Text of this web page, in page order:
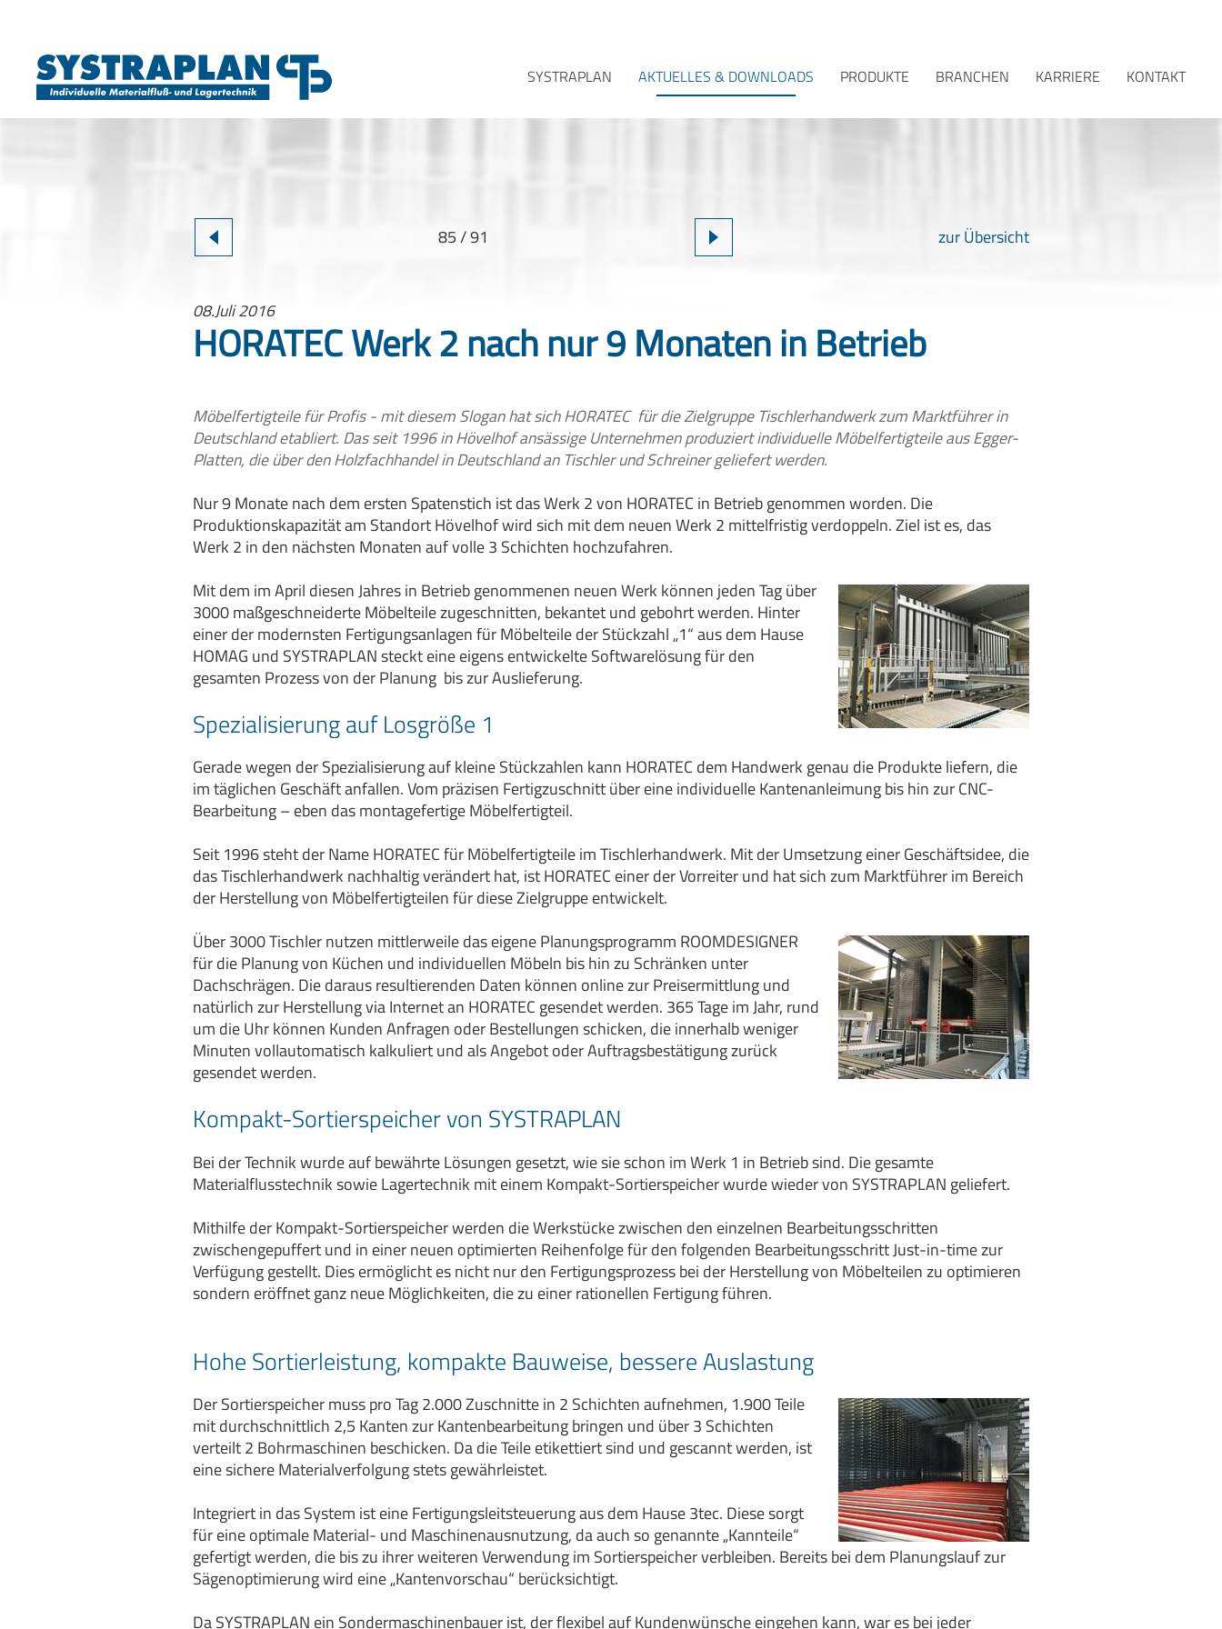
85 / 91 zur Übersicht
08.Juli 2016
HORATEC Werk 2 nach nur 9 Monaten in Betrieb
Möbelfertigteile für Profis - mit diesem Slogan hat sich HORATEC für die Zielgruppe Tischlerhandwerk zum Marktführer in
Deutschland etabliert. Das seit 1996 in Hövelhof ansässige Unternehmen produziert individuelle Möbelfertigteile aus Egger-
Platten, die über den Holzfachhandel in Deutschland an Tischler und Schreiner geliefert werden.
Nur 9 Monate nach dem ersten Spatenstich ist das Werk 2 von HORATEC in Betrieb genommen worden. Die
Produktionskapazität am Standort Hövelhof wird sich mit dem neuen Werk 2 mittelfristig verdoppeln. Ziel ist es, das
Werk 2 in den nächsten Monaten auf volle 3 Schichten hochzufahren.
Mit dem im April diesen Jahres in Betrieb genommenen neuen Werk können jeden Tag über
3000 maßgeschneiderte Möbelteile zugeschnitten, bekantet und gebohrt werden. Hinter
einer der modernsten Fertigungsanlagen für Möbelteile der Stückzahl „1“ aus dem Hause
HOMAG und SYSTRAPLAN steckt eine eigens entwickelte Softwarelösung für den
gesamten Prozess von der Planung bis zur Auslieferung.
Spezialisierung auf Losgröße 1
Gerade wegen der Spezialisierung auf kleine Stückzahlen kann HORATEC dem Handwerk genau die Produkte liefern, die
im täglichen Geschäft anfallen. Vom präzisen Fertigzuschnitt über eine individuelle Kantenanleimung bis hin zur CNC-
Bearbeitung – eben das montagefertige Möbelfertigteil.
Seit 1996 steht der Name HORATEC für Möbelfertigteile im Tischlerhandwerk. Mit der Umsetzung einer Geschäftsidee, die
das Tischlerhandwerk nachhaltig verändert hat, ist HORATEC einer der Vorreiter und hat sich zum Marktführer im Bereich
der Herstellung von Möbelfertigteilen für diese Zielgruppe entwickelt.
Über 3000 Tischler nutzen mittlerweile das eigene Planungsprogramm ROOMDESIGNER
für die Planung von Küchen und individuellen Möbeln bis hin zu Schränken unter
Dachschrägen. Die daraus resultierenden Daten können online zur Preisermittlung und
natürlich zur Herstellung via Internet an HORATEC gesendet werden. 365 Tage im Jahr, rund
um die Uhr können Kunden Anfragen oder Bestellungen schicken, die innerhalb weniger
Minuten vollautomatisch kalkuliert und als Angebot oder Auftragsbestätigung zurück
gesendet werden.
Kompakt-Sortierspeicher von SYSTRAPLAN
Bei der Technik wurde auf bewährte Lösungen gesetzt, wie sie schon im Werk 1 in Betrieb sind. Die gesamte
Materialflusstechnik sowie Lagertechnik mit einem Kompakt-Sortierspeicher wurde wieder von SYSTRAPLAN geliefert.
Mithilfe der Kompakt-Sortierspeicher werden die Werkstücke zwischen den einzelnen Bearbeitungsschritten
zwischengepuffert und in einer neuen optimierten Reihenfolge für den folgenden Bearbeitungsschritt Just-in-time zur
Verfügung gestellt. Dies ermöglicht es nicht nur den Fertigungsprozess bei der Herstellung von Möbelteilen zu optimieren
sondern eröffnet ganz neue Möglichkeiten, die zu einer rationellen Fertigung führen.
Hohe Sortierleistung, kompakte Bauweise, bessere Auslastung
Der Sortierspeicher muss pro Tag 2.000 Zuschnitte in 2 Schichten aufnehmen, 1.900 Teile
mit durchschnittlich 2,5 Kanten zur Kantenbearbeitung bringen und über 3 Schichten
verteilt 2 Bohrmaschinen beschicken. Da die Teile etikettiert sind und gescannt werden, ist
eine sichere Materialverfolgung stets gewährleistet.
Integriert in das System ist eine Fertigungsleitsteuerung aus dem Hause 3tec. Diese sorgt
für eine optimale Material- und Maschinenausnutzung, da auch so genannte „Kannteile“
gefertigt werden, die bis zu ihrer weiteren Verwendung im Sortierspeicher verbleiben. Bereits bei dem Planungslauf zur
Sägenoptimierung wird eine „Kantenvorschau“ berücksichtigt.
Da SYSTRAPLAN ein Sondermaschinenbauer ist, der flexibel auf Kundenwünsche eingehen kann, war es bei jeder
SYSTRAPLAN AKTUELLES & DOWNLOADS PRODUKTE BRANCHEN KARRIERE KONTAKT